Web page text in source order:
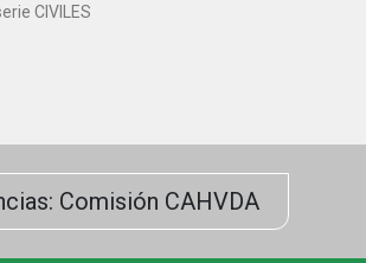
CIVILES
Comisión CAHVDA